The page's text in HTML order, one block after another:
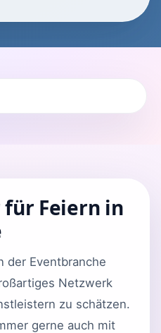
Feiern in
der Eventbranche
Netzwerk
zu schätzen.
gerne auch mit